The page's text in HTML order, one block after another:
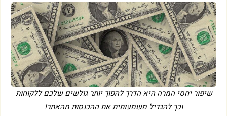
שיפור יחסי המרה היא הדרך להפוך יותר גולשים שלכם ללקוחות
וכך להגדיל משמעותית את ההכנסות מהאתר!